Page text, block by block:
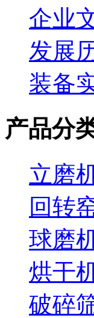
企业
发展
装备
产品分
立磨
回转
球磨
烘干
破碎